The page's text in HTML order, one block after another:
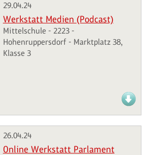
29.04.24
Werkstatt Medien (Podcast)
Mittelschule - 2223 -
Hohenruppersdorf - Marktplatz 38,
Klasse 3
26.04.24
Online Werkstatt Parlament